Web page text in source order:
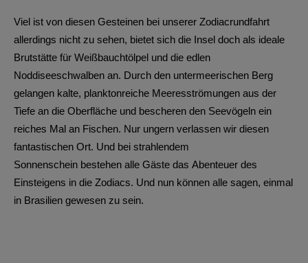
Viel ist von diesen Gesteinen bei unserer Zodiacrundfahrt
allerdings nicht zu sehen, bietet sich die Insel doch als ideale
Brutstätte für Weißbauchtölpel und die edlen
Noddiseeschwalben an. Durch den untermeerischen Berg
gelangen kalte, planktonreiche Meeresströmungen aus der
Tiefe an die Oberfläche und bescheren den Seevögeln ein
reiches Mal an Fischen. Nur ungern verlassen wir diesen
fantastischen Ort. Und bei strahlendem
Sonnenschein bestehen alle Gäste das Abenteuer des
Einsteigens in die Zodiacs. Und nun können alle sagen, einmal
in Brasilien gewesen zu sein.